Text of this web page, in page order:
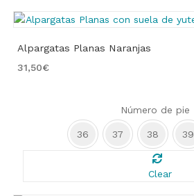
Alpargatas Planas Naranjas
31,50€
Número de pie
36 37 38 39
Clear